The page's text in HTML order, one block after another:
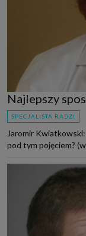
Najlepszy
SPECJALISTA RADZI
Jaromir
pod tym pojęciem?